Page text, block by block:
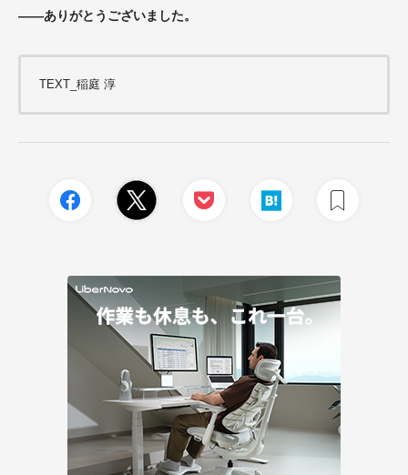
――ありがとうございました。
TEXT_稲庭 淳